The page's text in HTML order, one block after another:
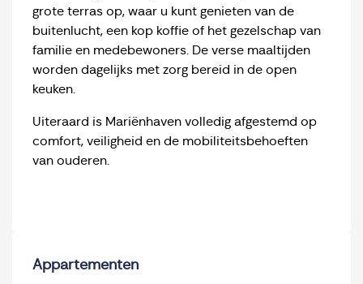
grote terras op, waar u kunt genieten van de
buitenlucht, een kop koffie of het gezelschap van
familie en medebewoners. De verse maaltijden
worden dagelijks met zorg bereid in de open
keuken.
Uiteraard is Mariënhaven volledig afgestemd op
comfort, veiligheid en de mobiliteitsbehoeften
van ouderen.
Appartementen